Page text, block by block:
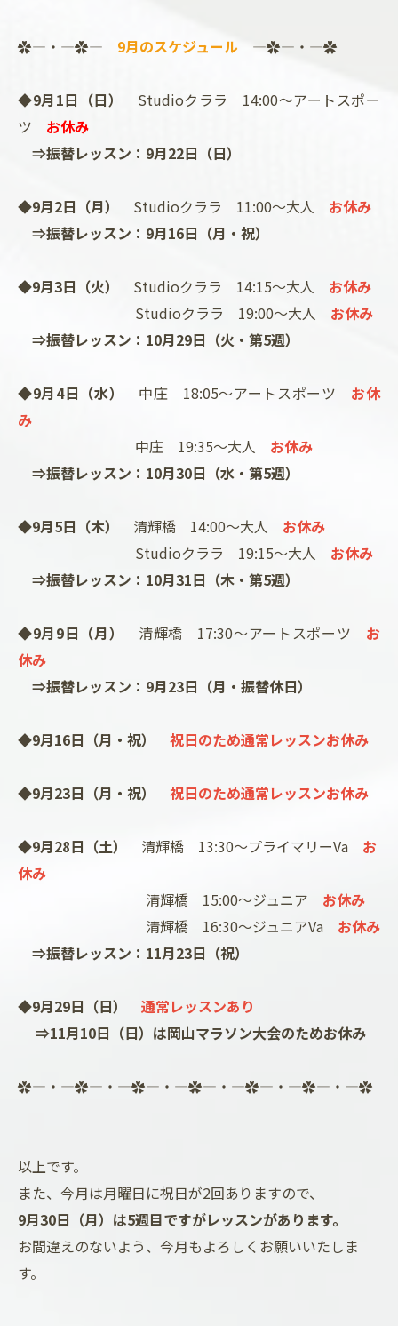
✿―・―✿― 9月のスケジュール ―✿―・―✿
◆9月1日（日）
Studioクララ 14:00～アートスポー
ツ お休み
⇒振替レッスン：9月22日（日）
◆9月2日（月） Studioクララ 11:00～大人 お休み
⇒振替レッスン：9月16日（月・祝）
◆9月3日（火） Studioクララ 14:15～大人 お休み
Studioクララ 19:00～大人 お休み
⇒振替レッスン：10月29日（火・第5週）
◆9月4日（水） 中庄 18:05～アートスポーツ お休
み
中庄 19:35～大人 お休み
⇒振替レッスン：10月30日（水・第5週）
◆9月5日（木） 清輝橋 14:00～大人 お休み
Studioクララ 19:15～大人 お休み
⇒振替レッスン：10月31日（木・第5週）
◆9月9日（月） 清輝橋 17:30～アートスポーツ お
休み
⇒振替レッスン：9月23日（月・振替休日）
◆9月16日（月・祝） 祝日のため通常レッスンお休み
◆9月23日（月・祝） 祝日のため通常レッスンお休み
◆9月28日（土） 清輝橋 13:30～プライマリーVa お
休み
清輝橋 15:00～ジュニア お休み
清輝橋 16:30～ジュニアVa お休み
⇒振替レッスン：11月23日（祝）
◆9月29日（日） 通常レッスンあり
⇒11月10日（日）は岡山マラソン大会のためお休み
✿―・―✿―・―✿―・―✿―・―✿―・―✿―・―✿
以上です。
また、今月は月曜日に祝日が2回ありますので、
9月30日（月）は5週目ですがレッスンがあります。
お間違えのないよう、今月もよろしくお願いいたしま
す。